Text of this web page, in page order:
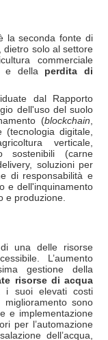
la seconda fonte di
dietro solo al settore
commerciale
e della perdita di
dal Rapporto
dell'uso del suolo
(blockchain
digitale,
verticale,
sostenibili (carne
soluzioni per
di responsabilità e
e dell'inquinamento
e produzione.
una delle risorse
L’aumento
gestione della
risorse di acqua
i suoi elevati costi
sono
e implementazione
per l’automazione
dell’acqua,